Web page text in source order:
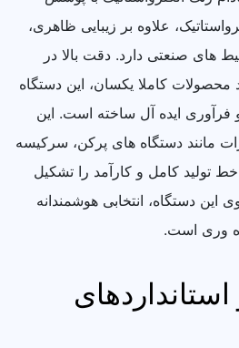
علاوه بر زیبایی ظاهری،
های صنعتی دارد. دقت بالا در
محصولات کاملا یکسان، این دستگاه
فرآوری ایده آل ساخته است. این
مانند دستگاه های پرکن، سرکیسه
تولید کامل و کارآمد را تشکیل
دستگاه، انتخابی هوشمندانه
وری است.